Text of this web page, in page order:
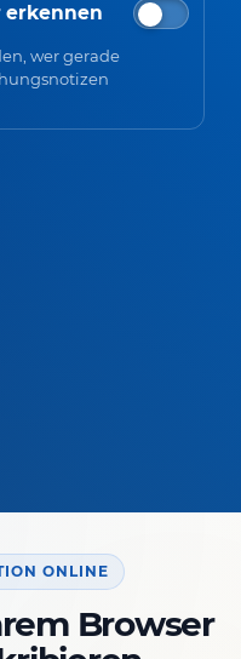
erkennen
wer gerade
ONLINE
Browser